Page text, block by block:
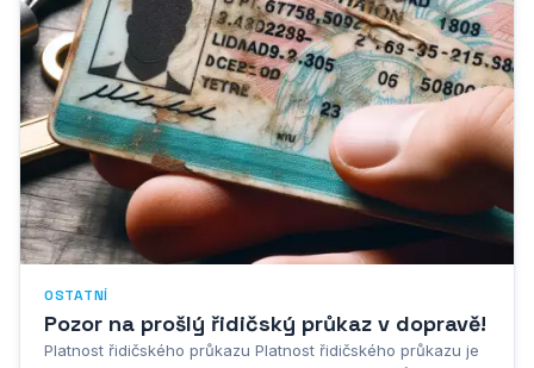
OSTATNÍ
Pozor na prošlý řidičský průkaz v dopravě!
Platnost řidičského průkazu Platnost řidičského průkazu je